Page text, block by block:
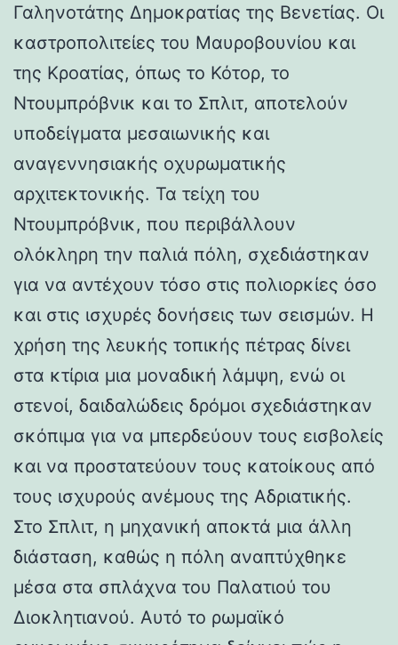
Γαληνοτάτης Δημοκρατίας της Βενετίας. Οι
καστροπολιτείες του Μαυροβουνίου και
της Κροατίας, όπως το Κότορ, το
Ντουμπρόβνικ και το Σπλιτ, αποτελούν
υποδείγματα μεσαιωνικής και
αναγεννησιακής οχυρωματικής
αρχιτεκτονικής. Τα τείχη του
Ντουμπρόβνικ, που περιβάλλουν
ολόκληρη την παλιά πόλη, σχεδιάστηκαν
για να αντέχουν τόσο στις πολιορκίες όσο
και στις ισχυρές δονήσεις των σεισμών. Η
χρήση της λευκής τοπικής πέτρας δίνει
στα κτίρια μια μοναδική λάμψη, ενώ οι
στενοί, δαιδαλώδεις δρόμοι σχεδιάστηκαν
σκόπιμα για να μπερδεύουν τους εισβολείς
και να προστατεύουν τους κατοίκους από
τους ισχυρούς ανέμους της Αδριατικής.
Στο Σπλιτ, η μηχανική αποκτά μια άλλη
διάσταση, καθώς η πόλη αναπτύχθηκε
μέσα στα σπλάχνα του Παλατιού του
Διοκλητιανού. Αυτό το ρωμαϊκό